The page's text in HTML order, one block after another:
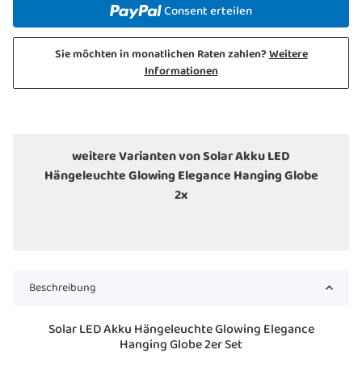
Consent erteilen
Sie möchten in monatlichen Raten zahlen?Weitere
Informationen
weitere Varianten von Solar Akku LED
Hängeleuchte Glowing Elegance Hanging Globe
2x
Beschreibung
Solar LED Akku Hängeleuchte Glowing Elegance
Hanging Globe 2er Set